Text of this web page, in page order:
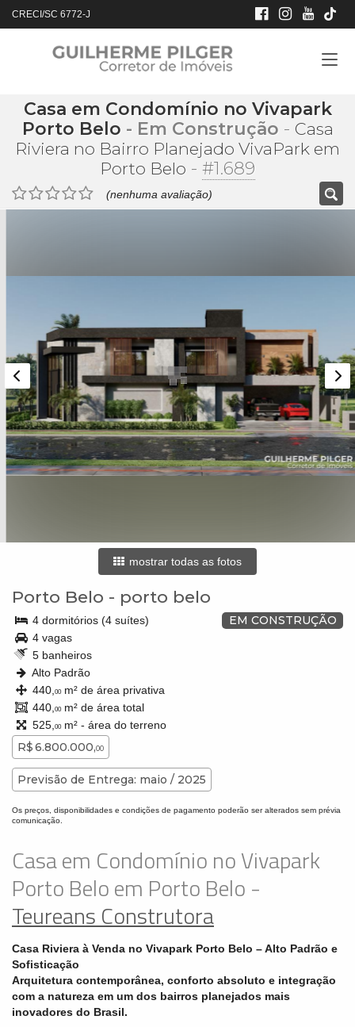
CRECI/SC 6772-J
Casa em Condomínio no Vivapark
Porto Belo - Em Construção - Casa
Riviera no Bairro Planejado VivaPark em
Porto Belo - #1.689
(nenhuma avaliação)
mostrar todas as fotos
Porto Belo - porto belo
EM CONSTRUÇÃO
4 dormitórios (4 suítes)
4 vagas
5 banheiros
Alto Padrão
440, 00m² de área privativa
440, 00m² de área total
525, 00m² - área do terreno
R$ 6.800.000,00
Previsão de Entrega: maio / 2025
Os preços, disponibilidades e condições de pagamento poderão ser alterados sem prévia
comunicação.
Casa em Condomínio no Vivapark
Porto Belo em Porto Belo -
Teureans Construtora
Casa Riviera à Venda no Vivapark Porto Belo – Alto Padrão e
Sofisticação
Arquitetura contemporânea, conforto absoluto e integração
com a natureza em um dos bairros planejados mais
inovadores do Brasil.